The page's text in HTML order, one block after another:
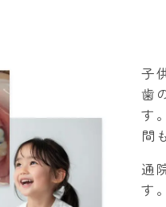
子
歯
す
間
通
す。